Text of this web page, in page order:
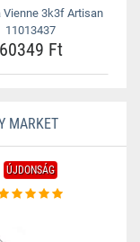
Vienne 3k3f Artisan
11013437
60349 Ft
MARKET
ÚJDONSÁG